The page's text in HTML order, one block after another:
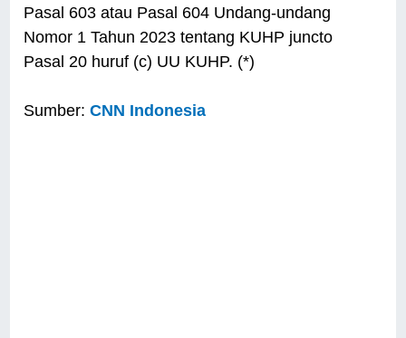
Pasal 603 atau Pasal 604 Undang-undang
Nomor 1 Tahun 2023 tentang KUHP juncto
Pasal 20 huruf (c) UU KUHP. (*)
Sumber:CNN Indonesia